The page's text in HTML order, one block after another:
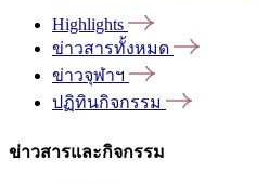
Highlights
ข่าวสารทั้งหมด
ข่าวจุฬาฯ
ปฏิทินกิจกรรม
ข่าวสารและกิจกรรม